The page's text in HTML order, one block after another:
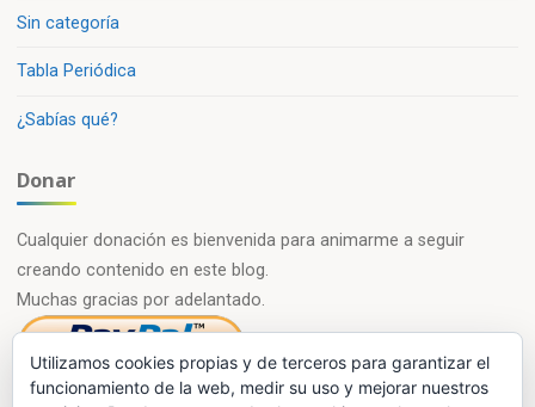
Sin categoría
Tabla Periódica
¿Sabías qué?
Donar
Cualquier donación es bienvenida para animarme a seguir
creando contenido en este blog.
Muchas gracias por adelantado.
Utilizamos cookies propias y de terceros para garantizar el
funcionamiento de la web, medir su uso y mejorar nuestros